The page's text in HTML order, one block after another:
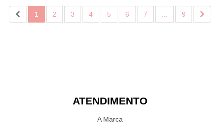
1 2 3 4 5 6 7 ... 9
ATENDIMENTO
A Marca